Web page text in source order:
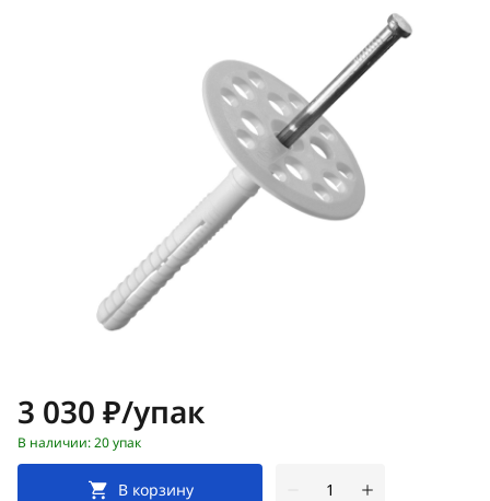
Цена:
3 030 ₽/упак
В наличии: 20 упак
В корзину